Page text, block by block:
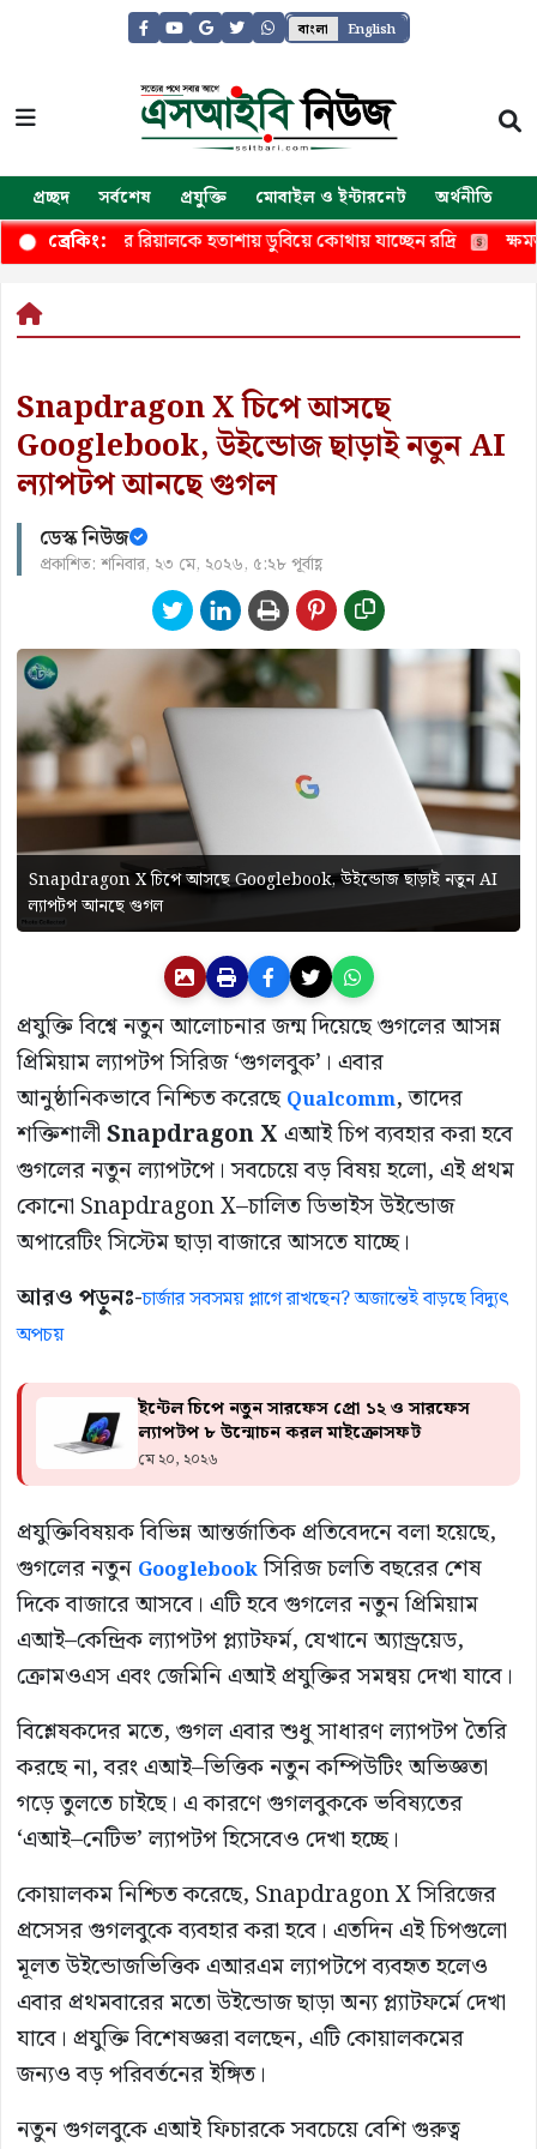
বাংলা English
প্রচ্ছদ সর্বশেষ প্রযুক্তি মোবাইল ও ইন্টারনেট অর্থনীতি
ব্রেকিং:
এবার রিয়ালকে হতাশায় ডুবিয়ে কোথায় যাচ্ছেন রদ্রি ক্ষমতা
Snapdragon X চিপে আসছে
Googlebook, উইন্ডোজ ছাড়াই নতুন AI
ল্যাপটপ আনছে গুগল
ডেস্ক নিউজ
প্রকাশিত: শনিবার, ২৩ মে, ২০২৬, ৫:২৮ পূর্বাহ্ণ
Snapdragon X চিপে আসছে Googlebook, উইন্ডোজ ছাড়াই নতুন AI
ল্যাপটপ আনছে গুগল
প্রযুক্তি বিশ্বে নতুন আলোচনার জন্ম দিয়েছে গুগলের আসন্ন
প্রিমিয়াম ল্যাপটপ সিরিজ ‘গুগলবুক’। এবার
আনুষ্ঠানিকভাবে নিশ্চিত করেছে Qualcomm, তাদের
শক্তিশালীSnapdragon Xএআই চিপ ব্যবহার করা হবে
গুগলের নতুন ল্যাপটপে। সবচেয়ে বড় বিষয় হলো, এই প্রথম
কোনো Snapdragon X–চালিত ডিভাইস উইন্ডোজ
অপারেটিং সিস্টেম ছাড়া বাজারে আসতে যাচ্ছে।
আরও পড়ুনঃ-চার্জার সবসময় প্লাগে রাখছেন? অজান্তেই বাড়ছে বিদ্যুৎ
অপচয়
ইন্টেল চিপে নতুন সারফেস প্রো ১২ ও সারফেস
ল্যাপটপ ৮ উন্মোচন করল মাইক্রোসফট
মে ২০, ২০২৬
প্রযুক্তিবিষয়ক বিভিন্ন আন্তর্জাতিক প্রতিবেদনে বলা হয়েছে,
গুগলের নতুন Googlebookসিরিজ চলতি বছরের শেষ
দিকে বাজারে আসবে। এটি হবে গুগলের নতুন প্রিমিয়াম
এআই–কেন্দ্রিক ল্যাপটপ প্ল্যাটফর্ম, যেখানে অ্যান্ড্রয়েড,
ক্রোমওএস এবং জেমিনি এআই প্রযুক্তির সমন্বয় দেখা যাবে।
বিশ্লেষকদের মতে, গুগল এবার শুধু সাধারণ ল্যাপটপ তৈরি
করছে না, বরং এআই–ভিত্তিক নতুন কম্পিউটিং অভিজ্ঞতা
গড়ে তুলতে চাইছে। এ কারণে গুগলবুককে ভবিষ্যতের
‘এআই–নেটিভ’ ল্যাপটপ হিসেবেও দেখা হচ্ছে।
কোয়ালকম নিশ্চিত করেছে, Snapdragon X সিরিজের
প্রসেসর গুগলবুকে ব্যবহার করা হবে। এতদিন এই চিপগুলো
মূলত উইন্ডোজভিত্তিক এআরএম ল্যাপটপে ব্যবহৃত হলেও
এবার প্রথমবারের মতো উইন্ডোজ ছাড়া অন্য প্ল্যাটফর্মে দেখা
যাবে। প্রযুক্তি বিশেষজ্ঞরা বলছেন, এটি কোয়ালকমের
জন্যও বড় পরিবর্তনের ইঙ্গিত।
নতুন গুগলবুকে এআই ফিচারকে সবচেয়ে বেশি গুরুত্ব